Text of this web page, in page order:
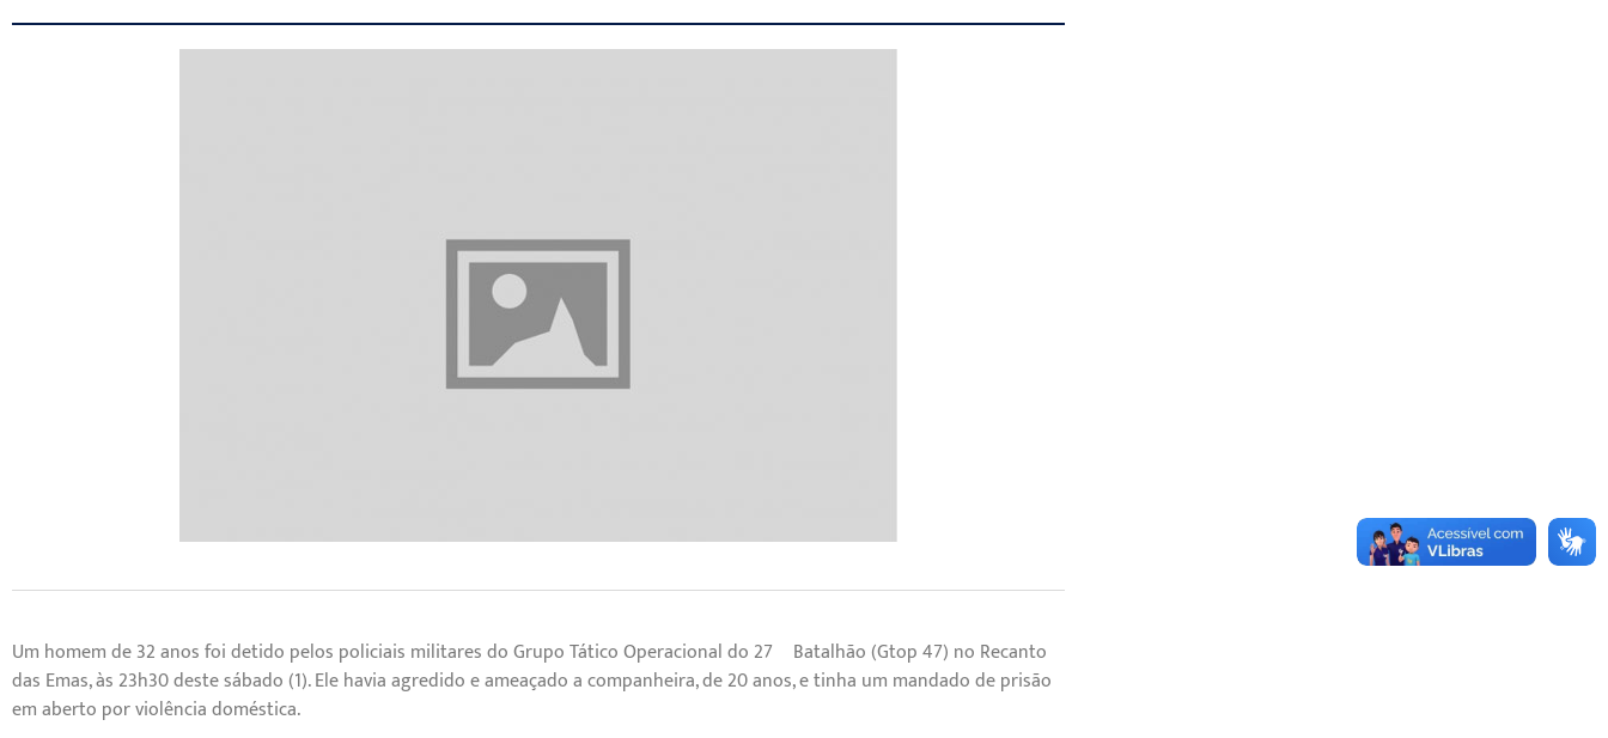
Um homem de 32 anos foi detido pelos policiais militares do Grupo Tático Operacional do 27º Batalhão (Gtop 47) no Recanto
das Emas, às 23h30 deste sábado (1). Ele havia agredido e ameaçado a companheira, de 20 anos, e tinha um mandado de prisão
em aberto por violência doméstica.